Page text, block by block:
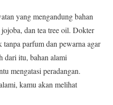
yang mengandung bahan
dan tea tree oil. Dokter
parfum dan pewarna agar
dari itu, bahan alami
mengatasi peradangan.
kamu akan melihat